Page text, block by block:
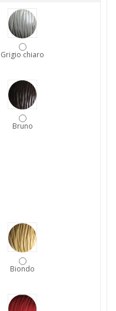
Grigio chiaro
Bruno
Biondo